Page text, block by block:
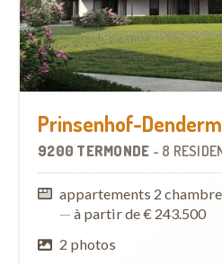
Prinsenhof-
9200 TERMONDE - 8
appartements 2
— à partir de € 243.500
2 photos